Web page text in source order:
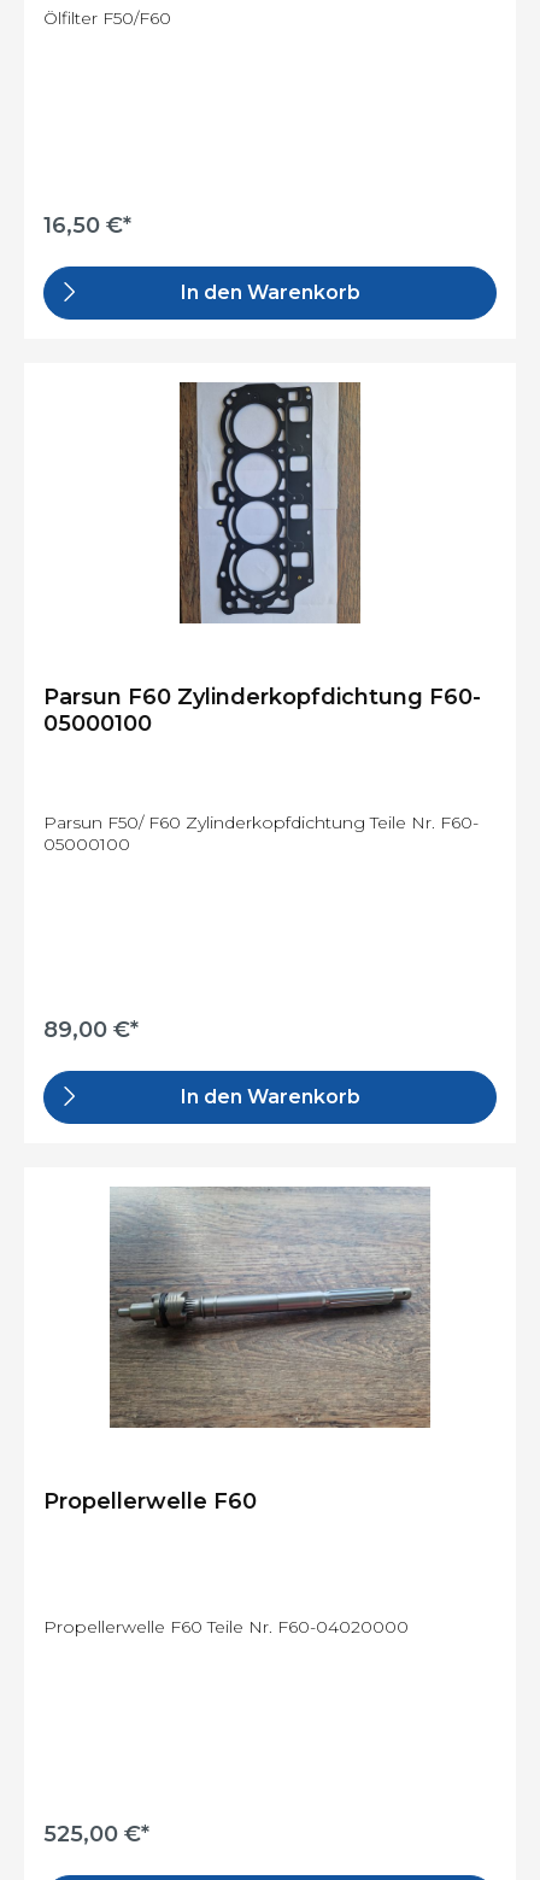
Ölfilter F50/F60
16,50 €*
In den Warenkorb
Parsun F60 Zylinderkopfdichtung F60-
05000100
Parsun F50/ F60 Zylinderkopfdichtung Teile Nr. F60-
05000100
89,00 €*
In den Warenkorb
Propellerwelle F60
Propellerwelle F60 Teile Nr. F60-04020000
525,00 €*